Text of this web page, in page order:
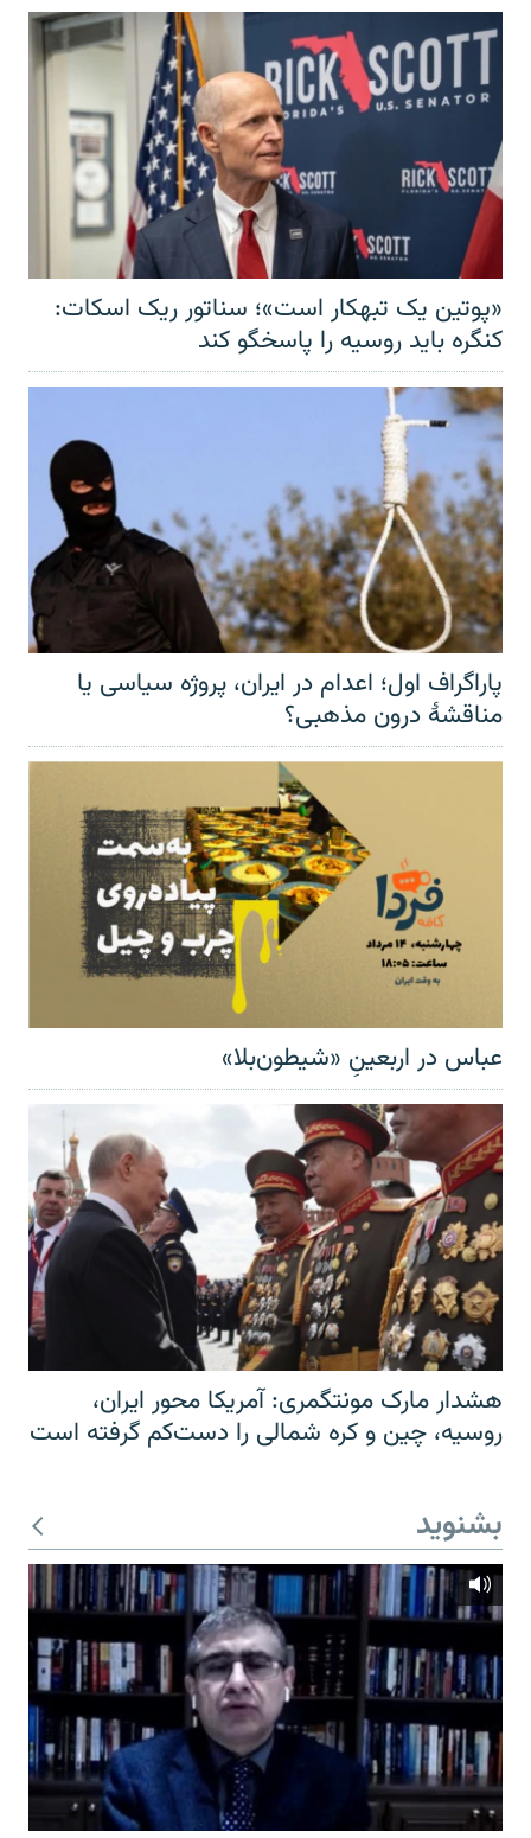
«پوتین یک تبهکار است»؛ سناتور ریک اسکات:
کنگره باید روسیه را پاسخگو کند
پاراگراف اول؛ اعدام در ایران، پروژه سیاسی یا
مناقشهٔ درون مذهبی؟
عباس در اربعینِ «شیطون‌بلا»
هشدار مارک مونتگمری: آمریکا محور ایران،
روسیه، چین و کره شمالی را دست‌کم گرفته است
بشنوید